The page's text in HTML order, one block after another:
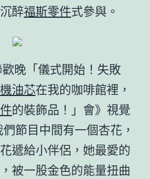
醉福斯零件式參與。
晚「儀式開始！失敗
油芯在我的咖啡館裡，
的裝飾品！」會》視覺
節目中間有一個杏花，
遞給小伴侶，她最愛的
被一股金色的能量扭曲